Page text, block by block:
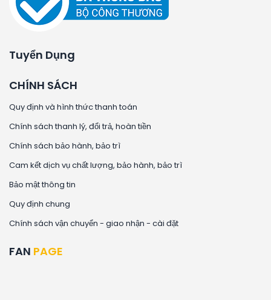
Tuyển Dụng
CHÍNH SÁCH
Quy định và hình thức thanh toán
Chính sách thanh lý, đổi trả, hoàn tiền
Chính sách bảo hành, bảo trì
Cam kết dịch vụ chất lượng, bảo hành, bảo trì
Bảo mật thông tin
Quy định chung
Chính sách vận chuyển - giao nhận - cài đặt
FAN PAGE